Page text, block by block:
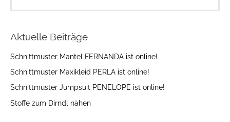
Aktuelle Beiträge
Schnittmuster Mantel FERNANDA ist online!
Schnittmuster Maxikleid PERLA ist online!
Schnittmuster Jumpsuit PENELOPE ist online!
Stoffe zum Dirndl nähen